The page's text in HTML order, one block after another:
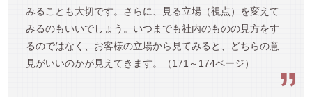
みることも大切です。さらに、見る立場（視点）を変えて
みるのもいいでしょう。いつまでも社内のものの見方をす
るのではなく、お客様の立場から見てみると、どちらの意
見がいいのかが見えてきます。（171～174ページ）